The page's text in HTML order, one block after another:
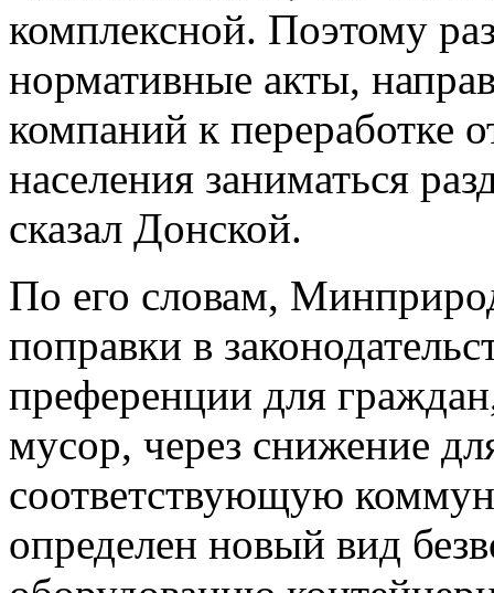
комплексной. Поэтому
нормативные акты,
компаний к переработке
населения заниматься
сказал Донской.
По его словам,
поправки в
преференции для
мусор, через снижение
соответствующую
определен новый вид